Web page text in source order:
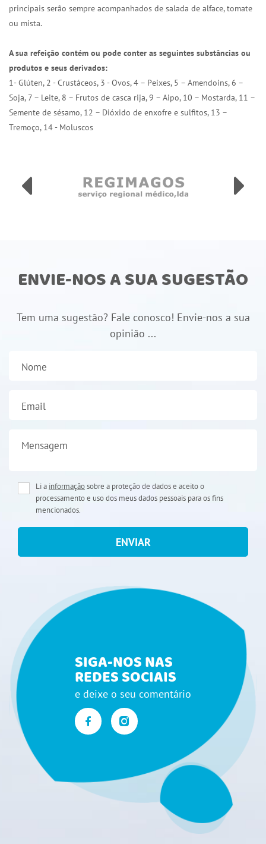
principais serão sempre acompanhados de salada de alface, tomate
ou mista.
A sua refeição contém ou pode conter as seguintes substâncias ou
produtos e seus derivados:
1- Glúten, 2 - Crustáceos, 3 - Ovos, 4 – Peixes, 5 – Amendoins, 6 –
Soja, 7 – Leite, 8 – Frutos de casca rija, 9 – Aipo, 10 – Mostarda, 11 –
Semente de sésamo, 12 – Dióxido de enxofre e sulfitos, 13 –
Tremoço, 14 - Moluscos
ENVIE-NOS A SUA SUGESTÃO
Tem uma sugestão? Fale conosco! Envie-nos a sua
opinião ...
Nome
Email
Mensagem
Li a informaçãosobre a proteção de dados e aceito o
processamento e uso dos meus dados pessoais para os fins
mencionados.
ENVIAR
SIGA-NOS NAS
REDES SOCIAIS
e deixe o seu comentário